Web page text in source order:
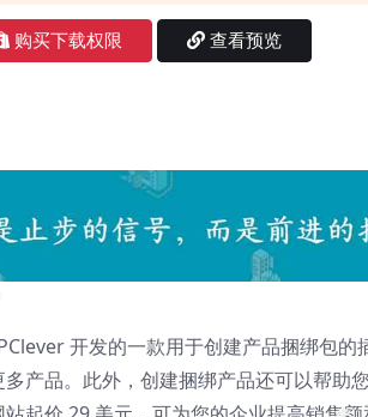
购买下载权限 查看预览
开发的一款用于创建产品捆绑包的
产品。此外，创建捆绑产品还可以帮助